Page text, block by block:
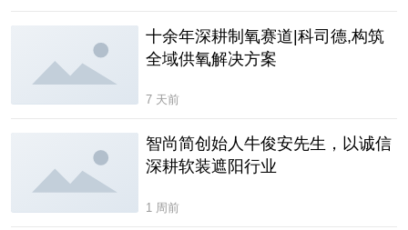
十余年深耕制氧赛道|科司德,构筑
全域供氧解决方案
7 天前
智尚简创始人牛俊安先生，以诚信
深耕软装遮阳行业
1 周前